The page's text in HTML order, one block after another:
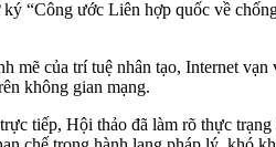
“Công ước Liên hợp quốc về
mẽ của trí tuệ nhân tạo, Internet
không gian mạng.
tiếp, Hội thảo đã làm rõ thực